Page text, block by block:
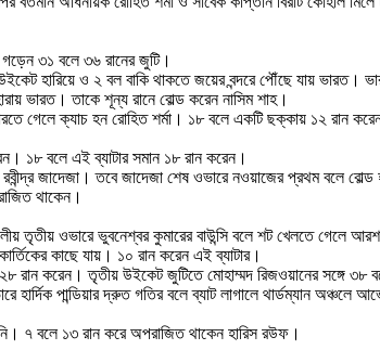
গড়েন ৩১ বলে ৩৬ রানের জুটি।
হারিয়ে ও ২ বল বাকি থাকতে জয়ের বন্দরে পৌঁছে যায় ভারত।
ভারত। তাকে শূন্য রানে বোল্ড করেন নাসিম শাহ।
গেলে ক্যাচ হন রোহিত শর্মা। ১৮ বলে একটি ছক্কায় ১২ রান
১৮ বলে এই ব্যাটার সমান ১৮ রান করেন।
জাদেজা। তবে জাদেজা শেষ ওভারে নওয়াজের প্রথম বলে
থাকেন।
ওভারে ভুবনেশ্বর কুমারের বাউন্সি বলে শট খেলতে গেলে
কাছে যায়। ১০ রান করেন এই ব্যাটার।
রান করেন। তৃতীয় উইকেট জুটিতে মোহাম্মদ রিজওয়ানের সঙ্গে ৩৮
হার্দিক পান্ডিয়ার দ্রুত গতির বলে ব্যাট লাগালে থার্ডম্যান
৭ বলে ১৩ রান করে অপরাজিত থাকেন হারিস রউফ।